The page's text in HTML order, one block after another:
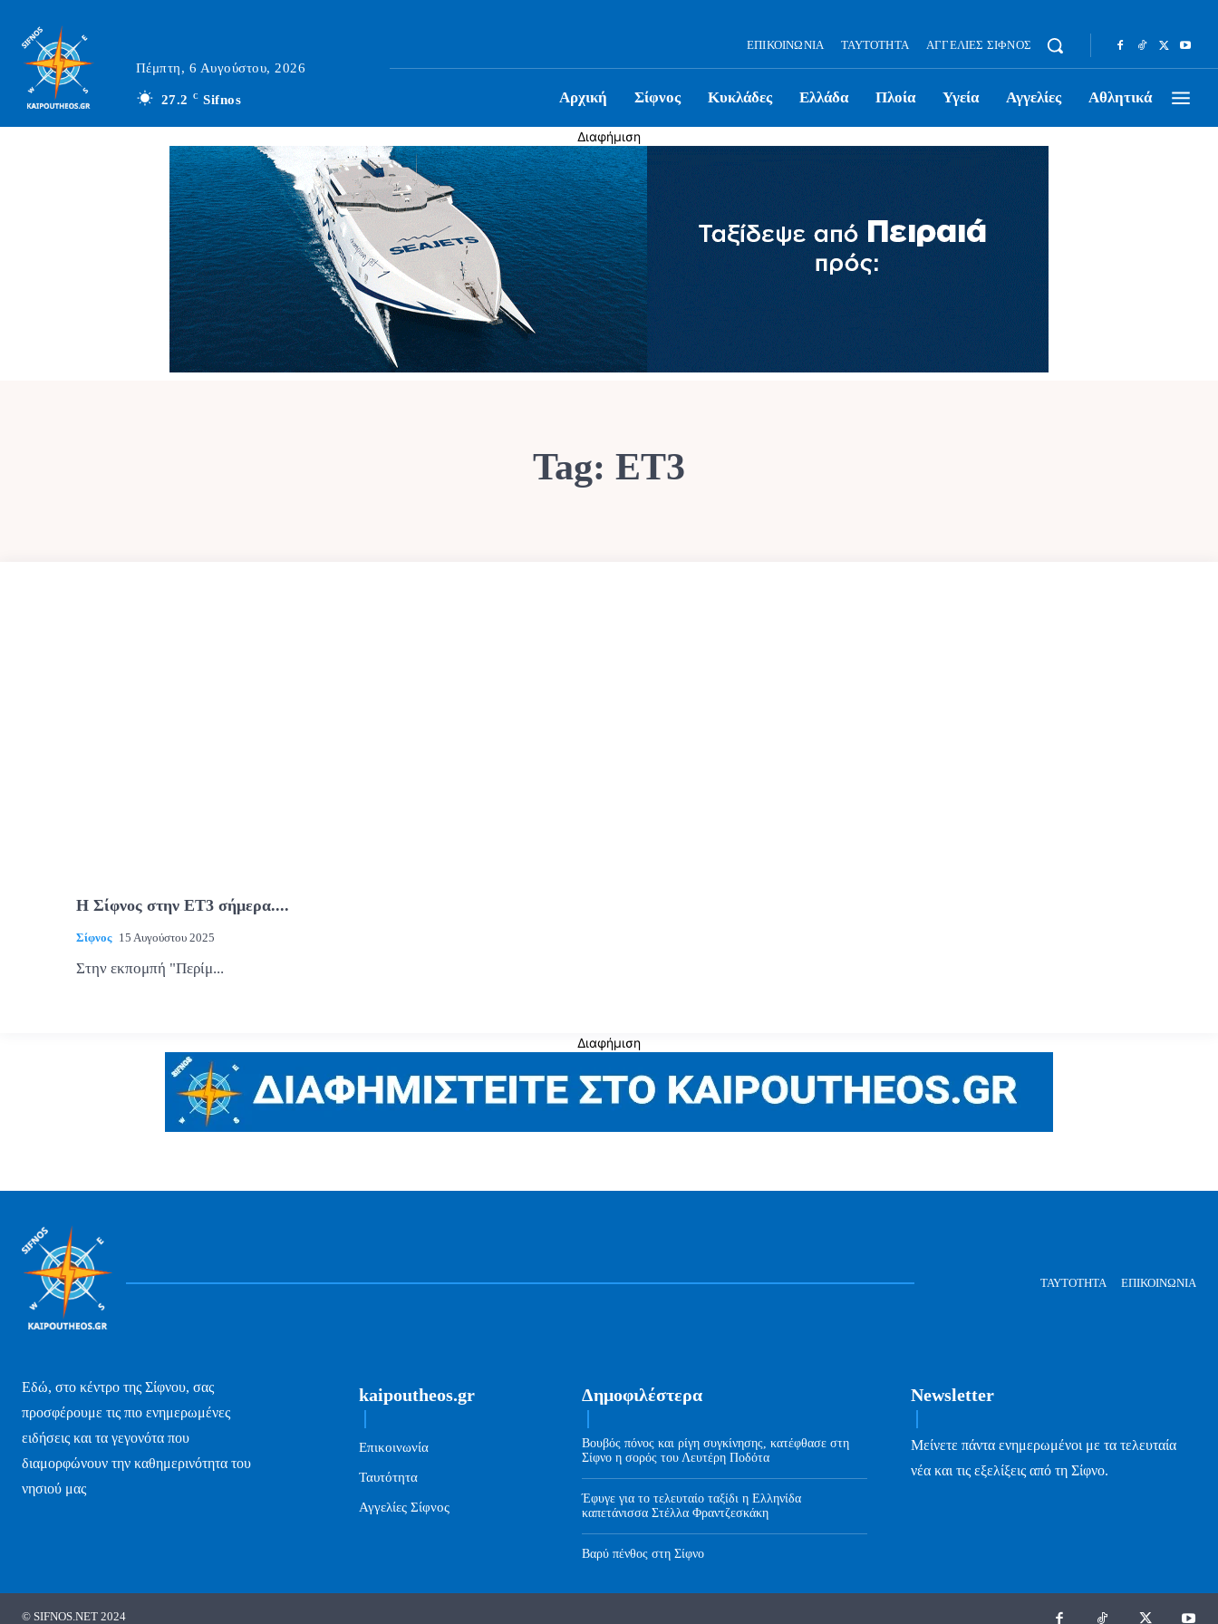
Πέμπτη, 6 Αυγούστου, 2026
27.2 C Sifnos
ΕΠΙΚΟΙΝΩΝΊΑ ΤΑΥΤΌΤΗΤΑ ΑΓΓΕΛΊΕΣ ΣΊΦΝΟΣ
Αρχική Σίφνος Κυκλάδες Ελλάδα Πλοία Υγεία Αγγελίες Αθλητικά
Διαφήμιση
Tag: ΕΤ3
Η Σίφνος στην ΕΤ3 σήμερα....
Σίφνος 15 Αυγούστου 2025
Στην εκπομπή "Περίμ...
Διαφήμιση
ΤΑΥΤΌΤΗΤΑ ΕΠΙΚΟΙΝΩΝΊΑ
Εδώ, στο κέντρο της Σίφνου, σας
προσφέρουμε τις πιο ενημερωμένες
ειδήσεις και τα γεγονότα που
διαμορφώνουν την καθημερινότητα του
νησιού μας
kaipoutheos.gr
Επικοινωνία
Ταυτότητα
Αγγελίες Σίφνος
Δημοφιλέστερα
Βουβός πόνος και ρίγη συγκίνησης, κατέφθασε στη
Σίφνο η σορός του Λευτέρη Ποδότα
Έφυγε για το τελευταίο ταξίδι η Ελληνίδα
καπετάνισσα Στέλλα Φραντζεσκάκη
Βαρύ πένθος στη Σίφνο
Newsletter
Μείνετε πάντα ενημερωμένοι με τα τελευταία
νέα και τις εξελίξεις από τη Σίφνο.
© SIFNOS.NET 2024